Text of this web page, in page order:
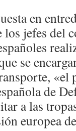
en
jefes del
se
«el
de
a las
europea